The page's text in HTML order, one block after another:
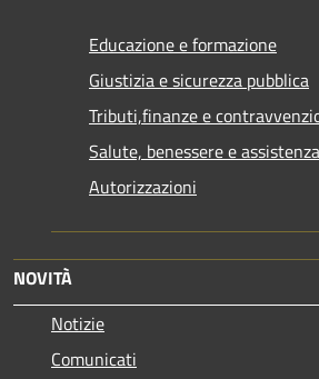
Educazione e formazione
Giustizia e sicurezza pubblica
Tributi,finanze e
Salute, benessere e assistenza
Autorizzazioni
NOVITÀ
Notizie
Comunicati